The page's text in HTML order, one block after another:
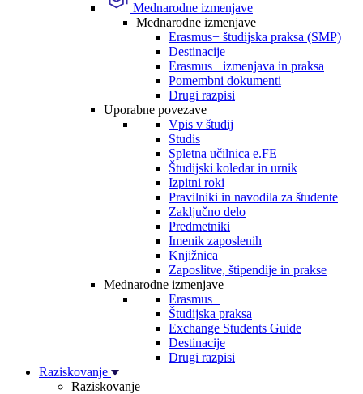
Mednarodne izmenjave
Mednarodne izmenjave
Erasmus+ študijska praksa (SMP)
Destinacije
Erasmus+ izmenjava in praksa
Pomembni dokumenti
Drugi razpisi
Uporabne povezave
Vpis v študij
Studis
Spletna učilnica e.FE
Študijski koledar in urnik
Izpitni roki
Pravilniki in navodila za študente
Zaključno delo
Predmetniki
Imenik zaposlenih
Knjižnica
Zaposlitve, štipendije in prakse
Mednarodne izmenjave
Erasmus+
Študijska praksa
Exchange Students Guide
Destinacije
Drugi razpisi
Raziskovanje
Raziskovanje